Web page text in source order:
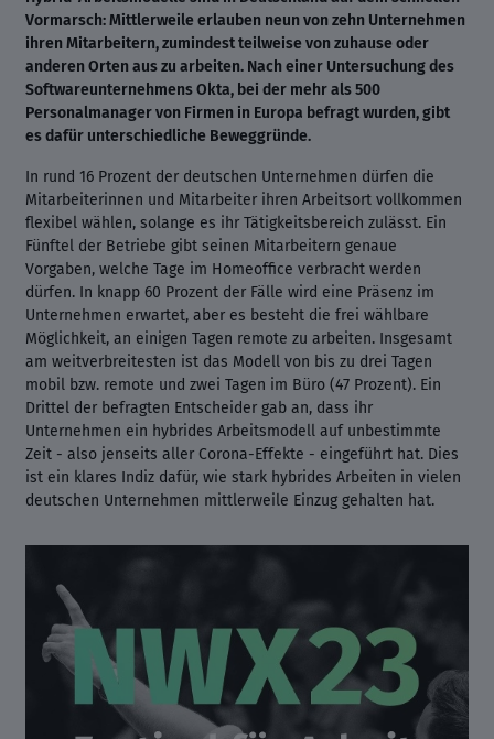
Vormarsch: Mittlerweile erlauben neun von zehn Unternehmen
ihren Mitarbeitern, zumindest teilweise von zuhause oder
anderen Orten aus zu arbeiten. Nach einer Untersuchung des
Softwareunternehmens Okta, bei der mehr als 500
Personalmanager von Firmen in Europa befragt wurden, gibt
es dafür unterschiedliche Beweggründe.
In rund 16 Prozent der deutschen Unternehmen dürfen die
Mitarbeiterinnen und Mitarbeiter ihren Arbeitsort vollkommen
flexibel wählen, solange es ihr Tätigkeitsbereich zulässt. Ein
Fünftel der Betriebe gibt seinen Mitarbeitern genaue
Vorgaben, welche Tage im Homeoffice verbracht werden
dürfen. In knapp 60 Prozent der Fälle wird eine Präsenz im
Unternehmen erwartet, aber es besteht die frei wählbare
Möglichkeit, an einigen Tagen remote zu arbeiten. Insgesamt
am weitverbreitesten ist das Modell von bis zu drei Tagen
mobil bzw. remote und zwei Tagen im Büro (47 Prozent). Ein
Drittel der befragten Entscheider gab an, dass ihr
Unternehmen ein hybrides Arbeitsmodell auf unbestimmte
Zeit - also jenseits aller Corona-Effekte - eingeführt hat. Dies
ist ein klares Indiz dafür, wie stark hybrides Arbeiten in vielen
deutschen Unternehmen mittlerweile Einzug gehalten hat.